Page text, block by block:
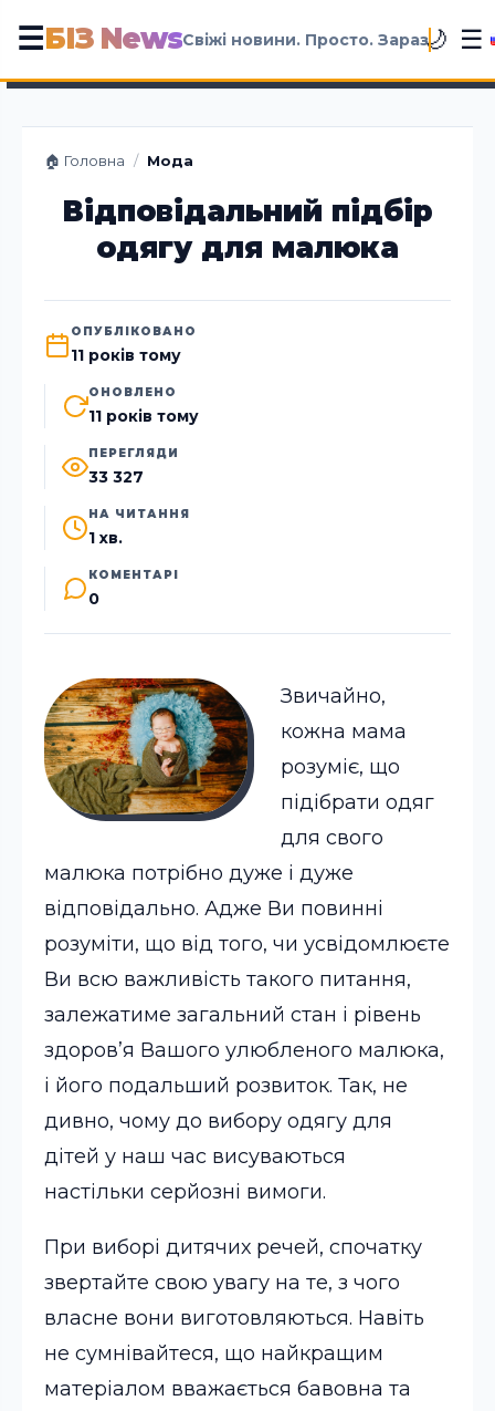
☰БІЗ NewsСвіжі новини. Просто. Зараз🌙 ☰
🏠 Головна / Мода
Відповідальний підбір
одягу для малюка
ОПУБЛІКОВАНО
11 років тому
ОНОВЛЕНО
11 років тому
ПЕРЕГЛЯДИ
33 327
НА ЧИТАННЯ
1 хв.
КОМЕНТАРІ
0
Звичайно,
кожна мама
розуміє, що
підібрати одяг
для свого
малюка потрібно дуже і дуже
відповідально. Адже Ви повинні
розуміти, що від того, чи усвідомлюєте
Ви всю важливість такого питання,
залежатиме загальний стан і рівень
здоров’я Вашого улюбленого малюка,
і його подальший розвиток. Так, не
дивно, чому до вибору одягу для
дітей у наш час висуваються
настільки серйозні вимоги.
При виборі дитячих речей, спочатку
звертайте свою увагу на те, з чого
власне вони виготовляються. Навіть
не сумнівайтеся, що найкращим
матеріалом вважається бавовна та